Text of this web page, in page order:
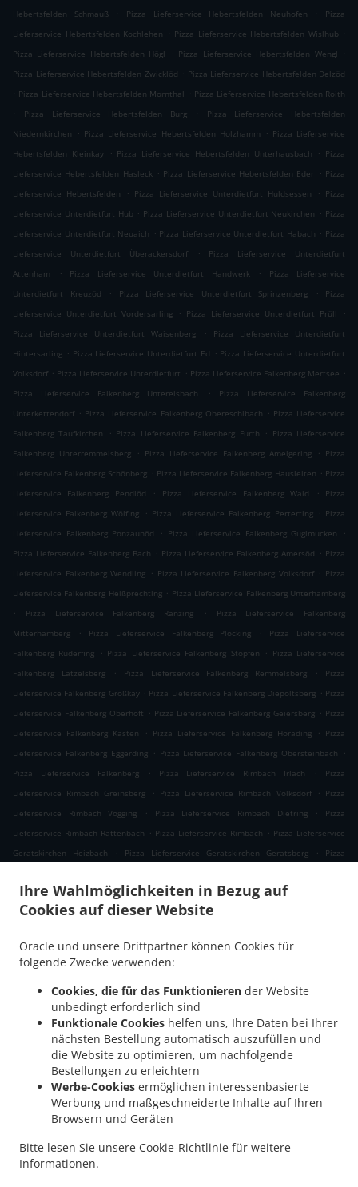
Ihre Wahlmöglichkeiten in Bezug auf
Cookies auf dieser Website
Oracle und unsere Drittpartner können Cookies für
folgende Zwecke verwenden:
Cookies, die für das Funktionieren der Website
unbedingt erforderlich sind
Funktionale Cookies helfen uns, Ihre Daten bei Ihrer
nächsten Bestellung automatisch auszufüllen und
die Website zu optimieren, um nachfolgende
Bestellungen zu erleichtern
Werbe-Cookies ermöglichen interessenbasierte
Werbung und maßgeschneiderte Inhalte auf Ihren
Browsern und Geräten
Bitte lesen Sie unsere Cookie-Richtlinie für weitere
Informationen.
Hebertsfelden Schmauß
. Pizza Lieferservice Hebertsfelden Neuhofen .
Pizza
Lieferservice Hebertsfelden Kochlehen
. Pizza Lieferservice Hebertsfelden Wislhub .
Pizza Lieferservice Hebertsfelden Högl
. Pizza Lieferservice Hebertsfelden Wengl
.
Pizza Lieferservice Hebertsfelden Zwicklöd . Pizza Lieferservice Hebertsfelden Delzöd
. Pizza Lieferservice Hebertsfelden Mornthal . Pizza Lieferservice Hebertsfelden Roith
.
Pizza Lieferservice Hebertsfelden Burg .
Pizza Lieferservice Hebertsfelden
Niedernkirchen
. Pizza Lieferservice Hebertsfelden Holzhamm . Pizza Lieferservice
Hebertsfelden Kleinkay
. Pizza Lieferservice Hebertsfelden Unterhausbach . Pizza
Lieferservice Hebertsfelden Hasleck . Pizza Lieferservice Hebertsfelden Eder . Pizza
Lieferservice Hebertsfelden
. Pizza Lieferservice Unterdietfurt Huldsessen . Pizza
Lieferservice Unterdietfurt Hub . Pizza Lieferservice Unterdietfurt Neukirchen . Pizza
Lieferservice Unterdietfurt Neuaich . Pizza Lieferservice Unterdietfurt Habach . Pizza
Lieferservice Unterdietfurt Überackersdorf
.
Pizza Lieferservice Unterdietfurt
Attenham
. Pizza Lieferservice Unterdietfurt Handwerk .
Pizza Lieferservice
Unterdietfurt Kreuzöd
. Pizza Lieferservice Unterdietfurt Sprinzenberg .
Pizza
Lieferservice Unterdietfurt Vordersarling
. Pizza Lieferservice Unterdietfurt Prüll
.
Pizza Lieferservice Unterdietfurt Waisenberg
.
Pizza Lieferservice Unterdietfurt
Hintersarling . Pizza Lieferservice Unterdietfurt Ed . Pizza Lieferservice Unterdietfurt
Volksdorf . Pizza Lieferservice Unterdietfurt . Pizza Lieferservice Falkenberg Mertsee .
Pizza Lieferservice Falkenberg Untereisbach
.
Pizza Lieferservice Falkenberg
Unterkettendorf . Pizza Lieferservice Falkenberg Obereschlbach . Pizza Lieferservice
Falkenberg Taufkirchen
. Pizza Lieferservice Falkenberg Furth . Pizza Lieferservice
Falkenberg Unterremmelsberg
. Pizza Lieferservice Falkenberg Amelgering . Pizza
Lieferservice Falkenberg Schönberg . Pizza Lieferservice Falkenberg Hausleiten . Pizza
Lieferservice Falkenberg Pendlöd
. Pizza Lieferservice Falkenberg Wald .
Pizza
Lieferservice Falkenberg Wölfing
. Pizza Lieferservice Falkenberg Perterting . Pizza
Lieferservice Falkenberg Ponzaunöd
. Pizza Lieferservice Falkenberg Guglmucken
.
Pizza Lieferservice Falkenberg Bach . Pizza Lieferservice Falkenberg Amersöd . Pizza
Lieferservice Falkenberg Wendling . Pizza Lieferservice Falkenberg Volksdorf . Pizza
Lieferservice Falkenberg Heißprechting . Pizza Lieferservice Falkenberg Unterhamberg
.
Pizza Lieferservice Falkenberg Ranzing .
Pizza Lieferservice Falkenberg
Mitterhamberg
. Pizza Lieferservice Falkenberg Plöcking .
Pizza Lieferservice
Falkenberg Ruderfing
. Pizza Lieferservice Falkenberg Stopfen . Pizza Lieferservice
Falkenberg Latzelsberg
. Pizza Lieferservice Falkenberg Remmelsberg .
Pizza
Lieferservice Falkenberg Großkay . Pizza Lieferservice Falkenberg Diepoltsberg . Pizza
Lieferservice Falkenberg Oberhöft . Pizza Lieferservice Falkenberg Geiersberg . Pizza
Lieferservice Falkenberg Kasten
. Pizza Lieferservice Falkenberg Horading . Pizza
Lieferservice Falkenberg Eggerding . Pizza Lieferservice Falkenberg Obersteinbach
.
Pizza Lieferservice Falkenberg
. Pizza Lieferservice Rimbach Irlach .
Pizza
Lieferservice Rimbach Greinsberg
. Pizza Lieferservice Rimbach Volksdorf . Pizza
Lieferservice Rimbach Vogging
. Pizza Lieferservice Rimbach Dietring .
Pizza
Lieferservice Rimbach Rattenbach . Pizza Lieferservice Rimbach . Pizza Lieferservice
Geratskirchen Heizbach
. Pizza Lieferservice Geratskirchen Geratsberg .
Pizza
Braunsberg
. Pizza Lieferservice Geratskirchen Ohnatsberg . Pizza Lieferservice
Geratskirchen Kleineggenberg
. Pizza Lieferservice Geratskirchen Überackersdorf
Garten
. Pizza Lieferservice Geratskirchen Asenkerschbaum . Pizza Lieferservice
Lieferservice Geratskirchen Haneck
. Pizza Lieferservice Geratskirchen
Lieferservice Pleiskirchen Neuerding . Pizza Lieferservice Pleiskirchen Altsberg
Lieferservice Pleiskirchen Laibeng
. Pizza Lieferservice Pleiskirchen Ruhnstetten
Pizza Lieferservice Pleiskirchen Furth . Pizza Lieferservice Pleiskirchen Willhartsberg
Pizza Lieferservice Pleiskirchen Wilhartsberg . Pizza Lieferservice Pleiskirchen Walln
Pizza Lieferservice Pleiskirchen Wolfsgrub . Pizza Lieferservice Pleiskirchen
Lieferservice Postmünster Neuhofen
. .
Reischach Arbing . Pizza Lieferservice Reischach Stockwimm . Pizza Lieferservice
.